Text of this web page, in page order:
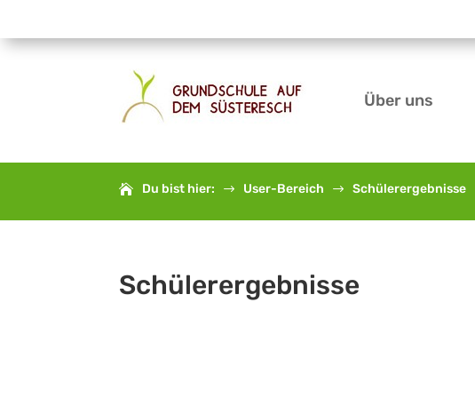
Über uns
Du bist hier: $ User-Bereich $ Schülerergebnisse
Schülerergebnisse